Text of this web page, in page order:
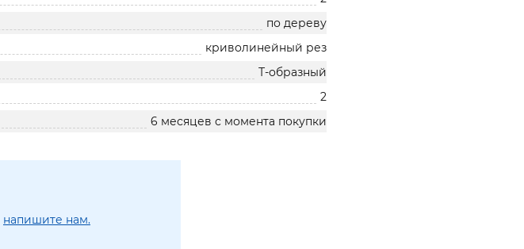
по дереву
криволинейный рез
Т-образный
2
6 месяцев с момента покупки
напишите нам.